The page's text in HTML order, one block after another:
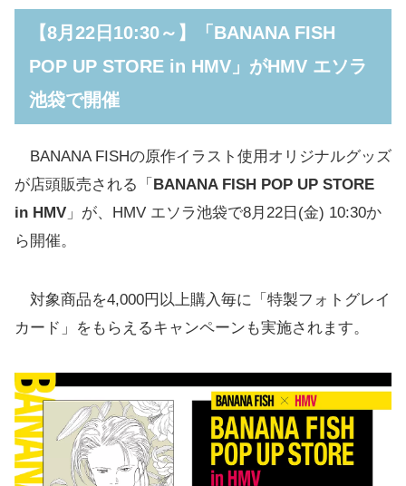
【8月22日10:30～】「BANANA FISH
POP UP STORE in HMV」がHMV エソラ
池袋で開催
BANANA FISHの原作イラスト使用オリジナルグッズ
が店頭販売される「 BANANA FISH POP UP STORE
in HMV 」が、HMV エソラ池袋で8月22日(金) 10:30か
ら開催。
対象商品を4,000円以上購入毎に「特製フォトグレイ
カード」をもらえるキャンペーンも実施されます。